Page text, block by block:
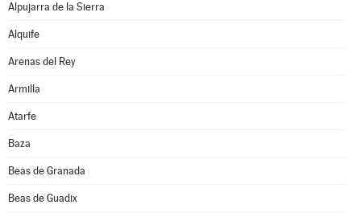
Alpujarra de la Sierra
Alquife
Arenas del Rey
Armilla
Atarfe
Baza
Beas de Granada
Beas de Guadix